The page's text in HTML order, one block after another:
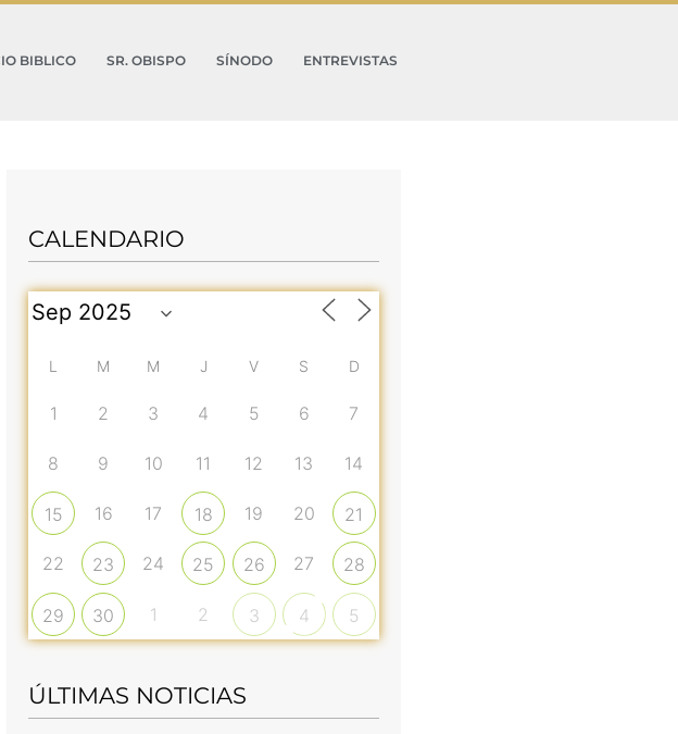
BIBLICO SR. OBISPO SÍNODO
ENTREVISTAS
CALENDARIO
L M M J V S D
1 2 3 4 5 6 7
8 9 10 11 12 13 14
15 16 17 18 19 20 21
22 23 24 25 26 27 28
29 30 1 2 3 4 5
ÚLTIMAS NOTICIAS